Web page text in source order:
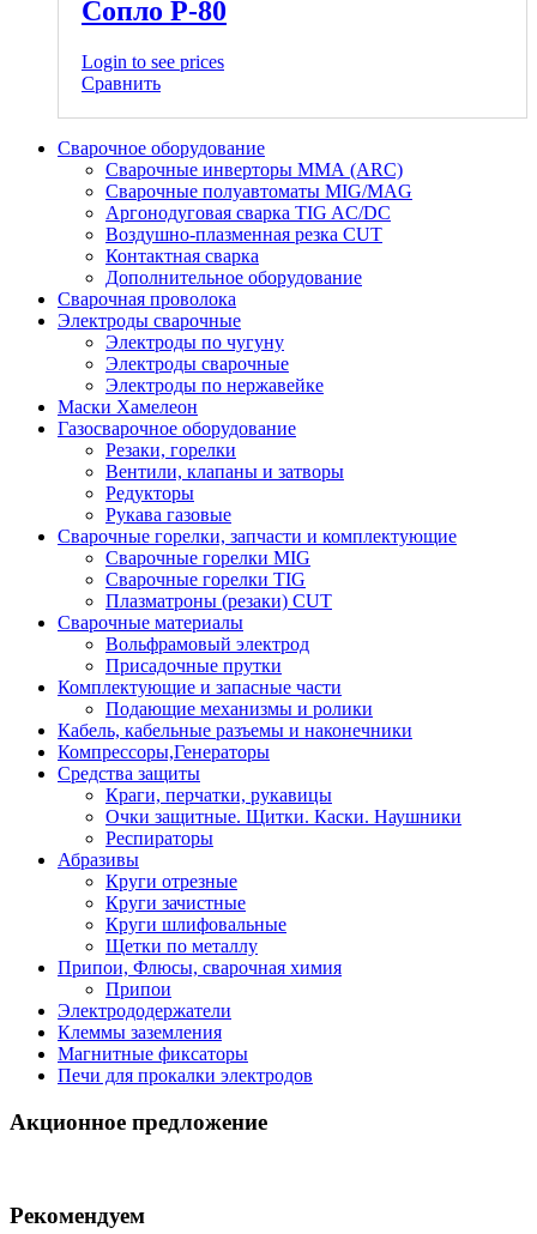
Сопло Р-80
Login to see prices
Сравнить
Сварочное оборудование
Сварочные инверторы ММА (ARC)
Сварочные полуавтоматы MIG/MAG
Аргонодуговая сварка TIG AC/DC
Воздушно-плазменная резка CUT
Контактная сварка
Дополнительное оборудование
Сварочная проволока
Электроды сварочные
Электроды по чугуну
Электроды сварочные
Электроды по нержавейке
Маски Хамелеон
Газосварочное оборудование
Резаки, горелки
Вентили, клапаны и затворы
Редукторы
Рукава газовые
Сварочные горелки, запчасти и комплектующие
Сварочные горелки MIG
Сварочные горелки TIG
Плазматроны (резаки) CUT
Сварочные материалы
Вольфрамовый электрод
Присадочные прутки
Комплектующие и запасные части
Подающие механизмы и ролики
Кабель, кабельные разъемы и наконечники
Компрессоры,Генераторы
Средства защиты
Краги, перчатки, рукавицы
Очки защитные. Щитки. Каски. Наушники
Респираторы
Абразивы
Круги отрезные
Круги зачистные
Круги шлифовальные
Щетки по металлу
Припои, Флюсы, сварочная химия
Припои
Электрододержатели
Клеммы заземления
Магнитные фиксаторы
Печи для прокалки электродов
Акционное предложение
Рекомендуем